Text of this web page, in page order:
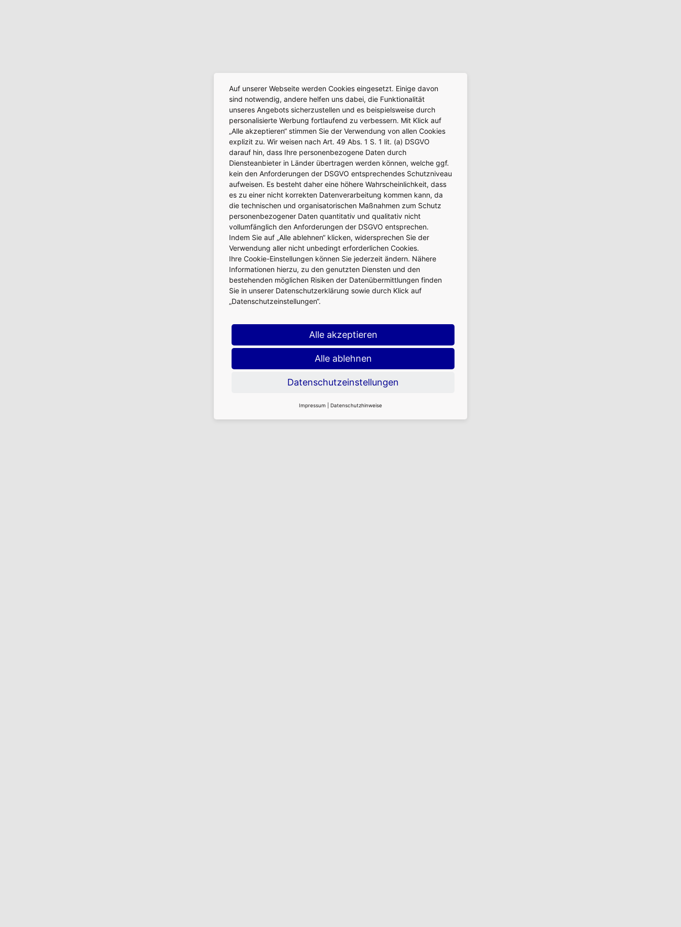
Auf unserer Webseite werden Cookies eingesetzt. Einige davon
sind notwendig, andere helfen uns dabei, die Funktionalität
unseres Angebots sicherzustellen und es beispielsweise durch
personalisierte Werbung fortlaufend zu verbessern. Mit Klick auf
„Alle akzeptieren“ stimmen Sie der Verwendung von allen Cookies
explizit zu. Wir weisen nach Art. 49 Abs. 1 S. 1 lit. (a) DSGVO
darauf hin, dass Ihre personenbezogene Daten durch
Diensteanbieter in Länder übertragen werden können, welche ggf.
kein den Anforderungen der DSGVO entsprechendes Schutzniveau
aufweisen. Es besteht daher eine höhere Wahrscheinlichkeit, dass
es zu einer nicht korrekten Datenverarbeitung kommen kann, da
die technischen und organisatorischen Maßnahmen zum Schutz
personenbezogener Daten quantitativ und qualitativ nicht
vollumfänglich den Anforderungen der DSGVO entsprechen.
Indem Sie auf „Alle ablehnen“ klicken, widersprechen Sie der
Verwendung aller nicht unbedingt erforderlichen Cookies.
Ihre Cookie-Einstellungen können Sie jederzeit ändern. Nähere
Informationen hierzu, zu den genutzten Diensten und den
bestehenden möglichen Risiken der Datenübermittlungen finden
Sie in unserer Datenschutzerklärung sowie durch Klick auf
„Datenschutzeinstellungen“.
Alle akzeptieren
Alle ablehnen
Datenschutzeinstellungen
Impressum Datenschutzhinweise